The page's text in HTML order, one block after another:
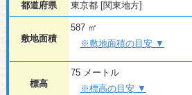
都道府県 東京都 [関東地方]
敷地面積
587 ㎡
※敷地面積の目安 ▼
標高
75 メートル
※標高の目安 ▼